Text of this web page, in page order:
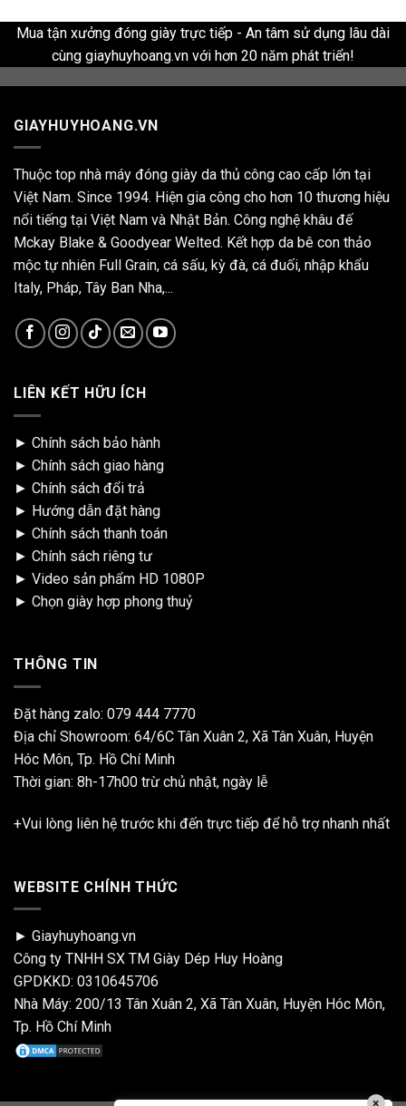
Mua tận xưởng đóng giày trực tiếp - An tâm sử dụng lâu dài
cùng giayhuyhoang.vn với hơn 20 năm phát triển!
GIAYHUYHOANG.VN
Thuộc top nhà máy đóng giày da thủ công cao cấp lớn tại
Việt Nam. Since 1994. Hiện gia công cho hơn 10 thương hiệu
nổi tiếng tại Việt Nam và Nhật Bản. Công nghệ khâu đế
Mckay Blake & Goodyear Welted. Kết hợp da bê con thảo
mộc tự nhiên Full Grain, cá sấu, kỳ đà, cá đuối, nhập khẩu
Italy, Pháp, Tây Ban Nha,...
LIÊN KẾT HỮU ÍCH
► Chính sách bảo hành
► Chính sách giao hàng
► Chính sách đổi trả
► Hướng dẫn đặt hàng
► Chính sách thanh toán
► Chính sách riêng tư
► Video sản phẩm HD 1080P
► Chọn giày hợp phong thuỷ
THÔNG TIN
Đặt hàng zalo: 079 444 7770
Địa chỉ Showroom: 64/6C Tân Xuân 2, Xã Tân Xuân, Huyện
Hóc Môn, Tp. Hồ Chí Minh
Thời gian: 8h-17h00 trừ chủ nhật, ngày lễ
+Vui lòng liên hệ trước khi đến trực tiếp để hỗ trợ nhanh nhất
WEBSITE CHÍNH THỨC
► Giayhuyhoang.vn
Công ty TNHH SX TM Giày Dép Huy Hoàng
GPDKKD: 0310645706
Nhà Máy: 200/13 Tân Xuân 2, Xã Tân Xuân, Huyện Hóc Môn,
Tp. Hồ Chí Minh